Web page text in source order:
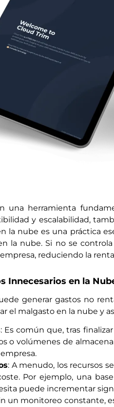
herramienta
y escalabilidad,
la nube es una práctica
la nube. Si no se
reduciendo la
Innecesarios en la
generar gastos no
el malgasto en la nube y
: Es común que, tras
o volúmenes de
: A menudo, los recursos
Por ejemplo, una
puede incrementar
un monitoreo constante,